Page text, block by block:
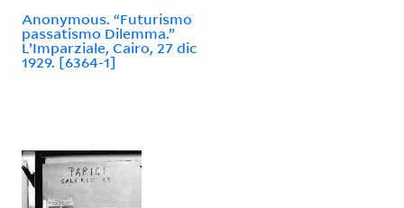
Anonymous. “Futurismo
passatismo Dilemma.”
L’Imparziale, Cairo, 27 dic
1929. [6364-1]